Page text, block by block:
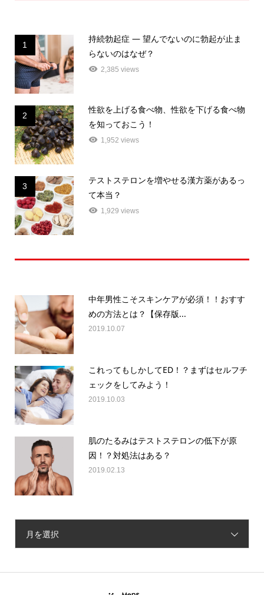
1
持続勃起症 ― 望んでないのに勃起が止ま
らないのはなぜ？
2,385 views
2
性欲を上げる食べ物、性欲を下げる食べ物
を知っておこう！
1,952 views
3
テストステロンを増やせる漢方薬があるっ
て本当？
1,929 views
中年男性こそスキンケアが必須！！おすす
めの方法とは？【保存版...
2019.10.07
これってもしかしてED！？まずはセルフチ
ェックをしてみよう！
2019.10.03
肌のたるみはテストステロンの低下が原
因！？対処法はある？
2019.02.13
月を選択